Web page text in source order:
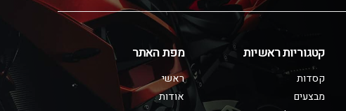
קטגוריות ראשיות
קסדות
מבצעים
מפת האתר
ראשי
אודות